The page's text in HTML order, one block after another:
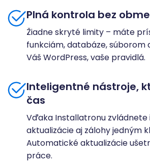
Plná kontrola bez
Žiadne skryté limity – máte
funkciám, databáze, súborom
Váš WordPress, vaše pravidlá.
Inteligentné nástroje,
čas
Vďaka Installatronu zvládnete
aktualizácie aj zálohy jedným
Automatické aktualizácie
práce.